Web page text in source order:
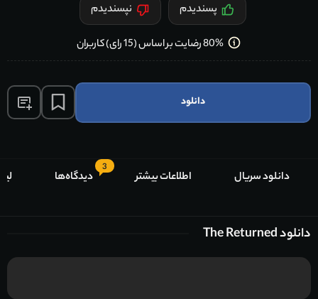
پسندیدم نپسندیدم
80% رضایت بر اساس (15 رای) کاربران
دانلود
دانلود سریال اطلاعات بیشتر
3
دیدگاه‌ها
دانلود The Returned